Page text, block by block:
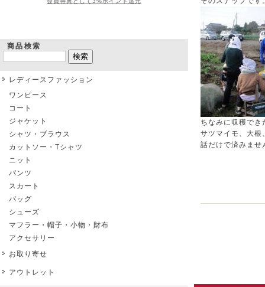
商品検索
レディースファッション
ワンピース
コート
ジャケット
シャツ・ブラウス
カットソー・Tシャツ
ニット
パンツ
スカート
バッグ
シューズ
マフラー・帽子・小物・財布
アクセサリー
お取り寄せ
アウトレット
ちなみに収穫でき
サツマイモ、大根
話だけで済みませ